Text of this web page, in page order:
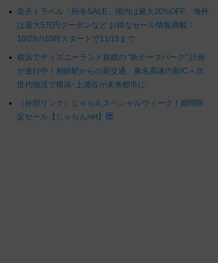
楽天トラベル「秋冬SALE」国内は最大20%OFF、海外
は最大5万円クーポンなど お得なセール情報満載！
10/29の10時スタートで11/15まで
横浜でディズニーランド規模の “新テーマパーク” 計画
が進行中！相鉄駅からの新交通、東名高速の新IC＋次
世代物流で横浜･上瀬谷が未来都市に
（外部リンク）じゃらんスペシャルウィーク！期間限
定セール【じゃらんnet】